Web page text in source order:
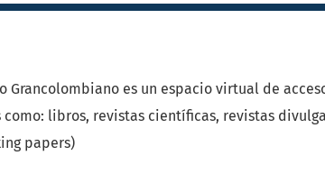
Grancolombiano es un espacio virtual de
libros, revistas científicas, revistas
papers)